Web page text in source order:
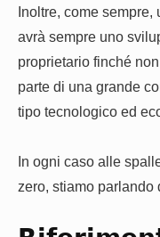
Inoltre, come sempre,
avrà sempre uno
proprietario finché
parte di una grande
tipo tecnologico ed
In ogni caso alle
zero, stiamo